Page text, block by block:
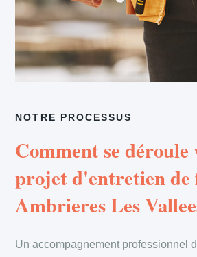
NOTRE PROCESSUS
Comment se déroule
projet d'entretien de
Ambrieres Les
Un accompagnement professionnel